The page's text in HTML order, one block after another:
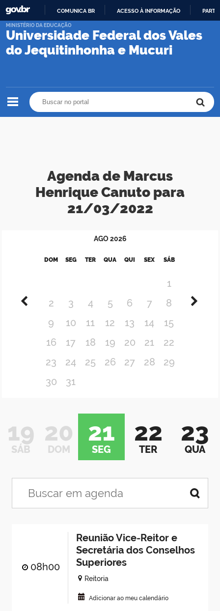
PARA
CONTEÚDO
COMUNICA BR ACESSO À INFORMAÇÃO
Universidade Federal dos Vales
do Jequitinhonha e Mucuri
MINISTÉRIO DA EDUCAÇÃO
Agenda de Marcus
Henrique Canuto para
21/03/2022
AGO 2026
DOM SEG TER QUA QUI SEX SÁB
1
2
3 4 5 6 7
8
9
10 11 12 13 14
15
16
17 18 19 20 21
22
23
24 25 26 27 28
29
30
31
19
SÁB
20
DOM
21
SEG
22
TER
23
QUA
08h00
Reunião Vice-Reitor e
Secretária dos Conselhos
Superiores
Reitoria
Adicionar ao meu calendário